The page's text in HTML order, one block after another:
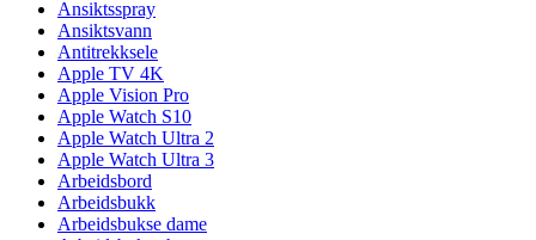
Ansiktsspray
Ansiktsvann
Antitrekksele
Apple TV 4K
Apple Vision Pro
Apple Watch S10
Apple Watch Ultra 2
Apple Watch Ultra 3
Arbeidsbord
Arbeidsbukk
Arbeidsbukse dame